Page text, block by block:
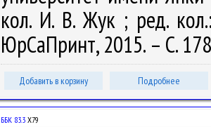
кол. И. В. Жук ; ред.
ЮрСаПринт, 2015. – С.
Добавить в корзину Подробнее
ББК 83.3 Х79